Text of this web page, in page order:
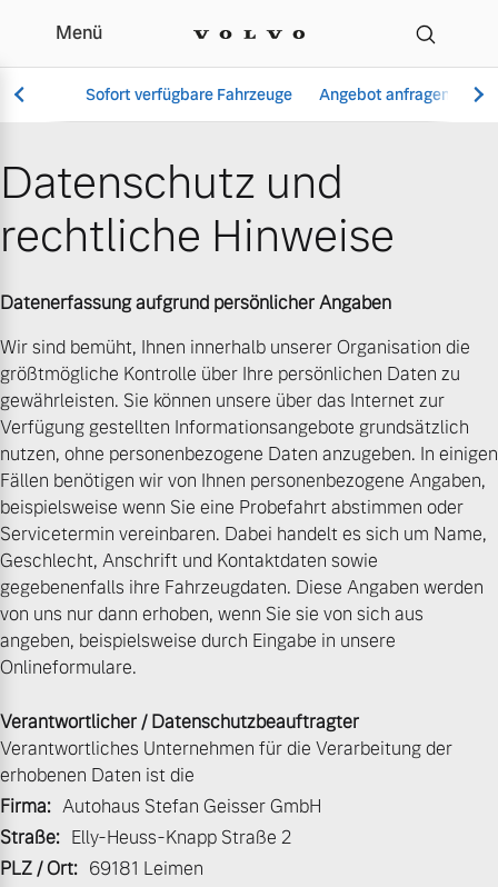
Datenschutz |
Menü
Sofort verfügbare Fahrzeuge Angebot anfragen
Vollelektrisch
6 Modelle
Plug-in Hybrid
3 Modelle
Mild-Hybrid
4 Modelle
Geschäftskunden
Editionsmodelle
Konnektivität
Aktuelle Angebote
Geschäftskunden
Volvo Gebrauchtwagenbörse
Gebrauchtwagen
Volvo kauft Ihr Auto
Aktuelle Zubehörangebote
Zubehörkatalog
Aktuelle Serviceangebote
Über uns
Unser Team
Kontakt und Anfahrt
Unsere News & Events
Datenschutz und
rechtliche Hinweise
Datenerfassung aufgrund persönlicher Angaben
Wir sind bemüht, Ihnen innerhalb unserer Organisation die
größtmögliche Kontrolle über Ihre persönlichen Daten zu
gewährleisten. Sie können unsere über das Internet zur
Verfügung gestellten Informationsangebote grundsätzlich
nutzen, ohne personenbezogene Daten anzugeben. In einigen
Fällen benötigen wir von Ihnen personenbezogene Angaben,
beispielsweise wenn Sie eine Probefahrt abstimmen oder
Servicetermin vereinbaren. Dabei handelt es sich um Name,
Geschlecht, Anschrift und Kontaktdaten sowie
gegebenenfalls ihre Fahrzeugdaten. Diese Angaben werden
von uns nur dann erhoben, wenn Sie sie von sich aus
angeben, beispielsweise durch Eingabe in unsere
Onlineformulare.
Verantwortlicher / Datenschutzbeauftragter
Verantwortliches Unternehmen für die Verarbeitung der
erhobenen Daten ist die
Firma: Autohaus Stefan Geisser GmbH
Straße: Elly-Heuss-Knapp Straße 2
PLZ / Ort: 69181 Leimen